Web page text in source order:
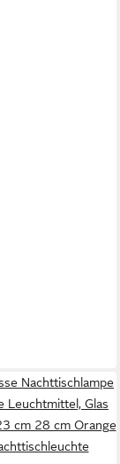
Nachttischlampe
Leuchtmittel, Glas
cm 28 cm Orange